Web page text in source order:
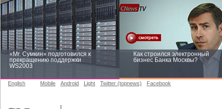
«Mr. Сумкин» подготовился к
прекращению поддержки
WS2003
Как строился электронный
бизнес Банка Москвы?
English Mobile Android Light Twitter (topnews) Facebook